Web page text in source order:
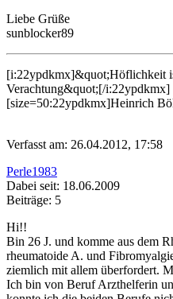
Liebe Grüße
sunblocker89
[i:22ypdkmx]&quot;Höflichkeit
Verachtung&quot;[/i:22ypdkmx]
[size=50:22ypdkmx]Heinrich
Verfasst am: 26.04.2012, 17:58
Perle1983
Dabei seit: 18.06.2009
Beiträge: 5
Hi!!
Bin 26 J. und komme aus dem
rheumatoide A. und
ziemlich mit allem überfordert.
Ich bin von Beruf Arzthelferin